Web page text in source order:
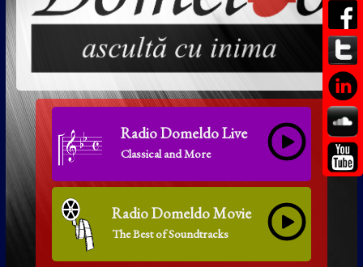
Radio Domeldo Live
Classical and More
Radio Domeldo Movie
The Best of Soundtracks